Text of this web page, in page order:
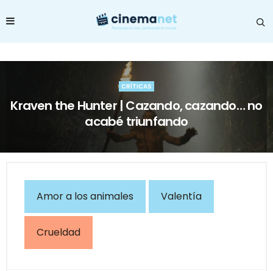
CRÍTICAS
Kraven the Hunter | Cazando, cazando… no
acabé triunfando
Amor a los animales Valentía
Crueldad